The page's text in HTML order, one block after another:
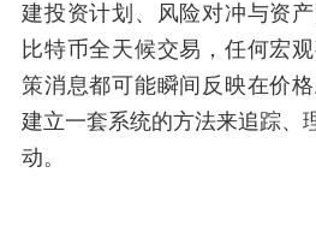
建投资计划、风险对冲与资
比特币全天候交易，任何宏
策消息都可能瞬间反映在价
建立一套系统的方法来追踪、
动。